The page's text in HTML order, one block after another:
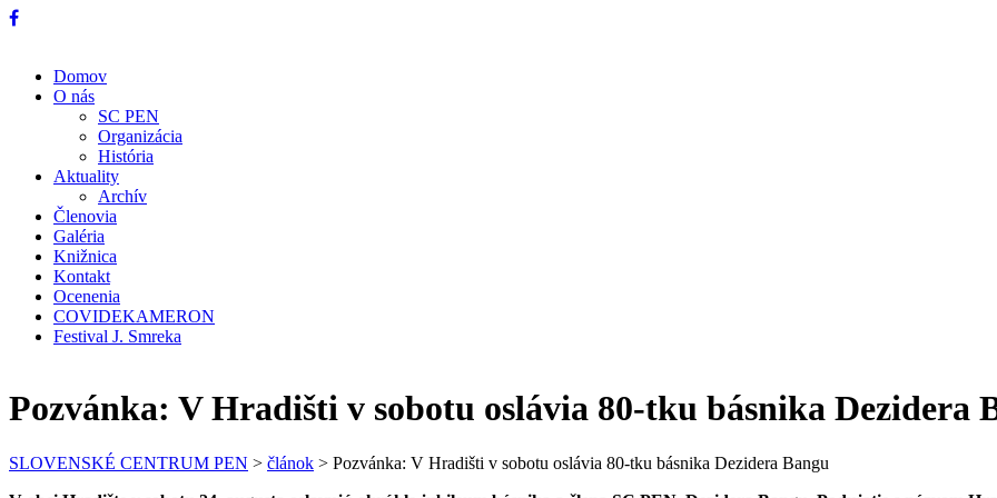
Domov
O nás
SC PEN
Organizácia
História
Aktuality
Archív
Členovia
Galéria
Knižnica
Kontakt
Ocenenia
COVIDEKAMERON
Festival J. Smreka
Pozvánka: V Hradišti v sobotu oslávia 80-tku básnika Dezidera
SLOVENSKÉ CENTRUM PEN > článok > Pozvánka: V Hradišti v sobotu oslávia 80-tku básnika Dezidera Bangu